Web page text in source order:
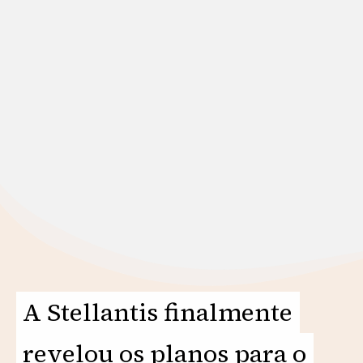
A Stellantis finalmente
revelou os planos para o
A Stellantis finalmente
revelou os planos para o